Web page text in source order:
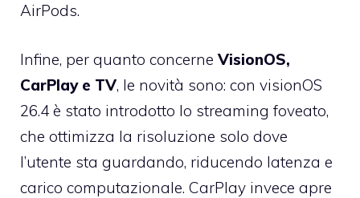
AirPods.
Infine, per quanto concerne VisionOS,
CarPlay e TV, le novità sono: con visionOS
26.4 è stato introdotto lo streaming foveato,
che ottimizza la risoluzione solo dove
l’utente sta guardando, riducendo latenza e
carico computazionale. CarPlay invece apre